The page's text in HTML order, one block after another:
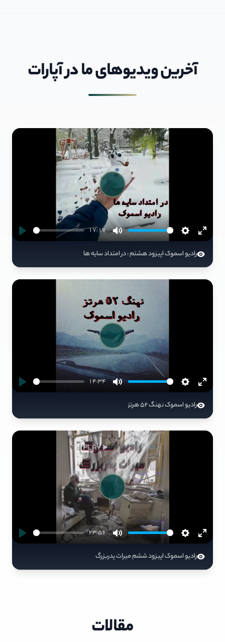
آخرین ویديوهای ما در آپارات
17:17
Play
رادیو اسموک اپیزود هشتم : در امتداد سایه ها
14:34
Play
رادیو اسموک نهنگ 52 هرتز
23:56
Play
رادیو اسموک اپیزود ششم میراث پدربزرگ
مقالات